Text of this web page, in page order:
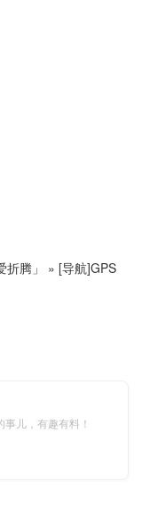
腾」 » [导航]GPS
儿，有趣有料！